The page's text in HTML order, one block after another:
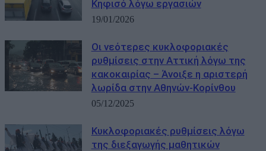
Κηφισό λόγω εργασιών
19/01/2026
Οι νεότερες κυκλοφοριακές
ρυθμίσεις στην Αττική λόγω της
κακοκαιρίας – Άνοιξε η αριστερή
λωρίδα στην Αθηνών-Κορίνθου
05/12/2025
Κυκλοφοριακές ρυθμίσεις λόγω
της διεξαγωγής μαθητικών